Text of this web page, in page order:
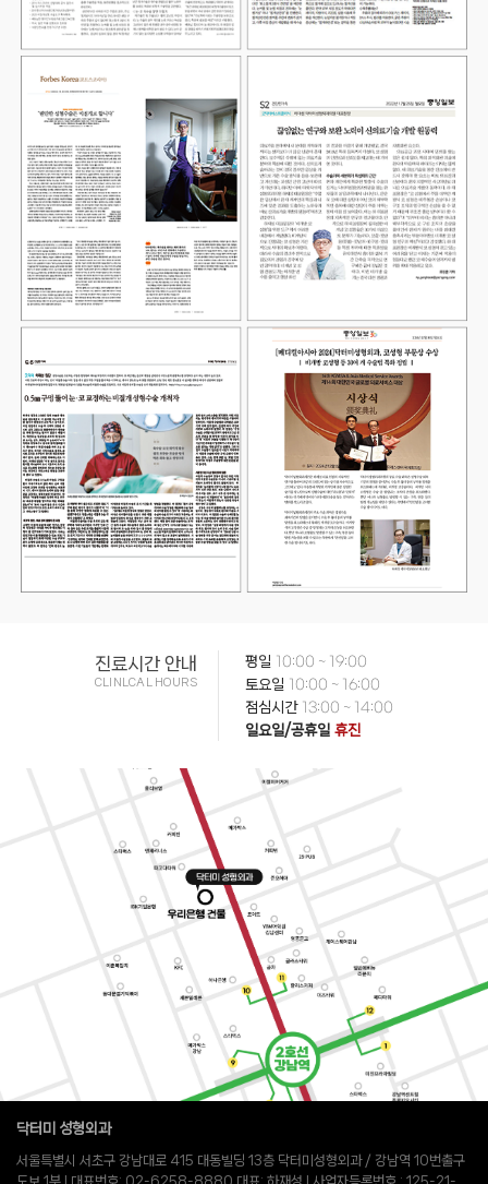
진료시간 안내
CLINLCAL HOURS
평일 10:00 ~ 19:00
토요일 10:00 ~ 16:00
점심시간 13:00 ~ 14:00
일요일/공휴일 휴진
닥터미 성형외과
서울특별시 서초구 강남대로 415 대동빌딩 13층 닥터미성형외과 / 강남역 10번출구
도보 1분 l 대표번호: 02-6258-8880 대표: 하재성 l 사업자등록번호 : 125-21-